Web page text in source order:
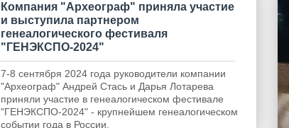
Компания "Археограф" приняла участие
и выступила партнером
генеалогического фестиваля
"ГЕНЭКСПО-2024"
7-8 сентября 2024 года руководители компании
"Археограф" Андрей Стась и Дарья Лотарева
приняли участие в генеалогическом фестивале
"ГЕНЭКСПО-2024" - крупнейшем генеалогическом
событии года в России.